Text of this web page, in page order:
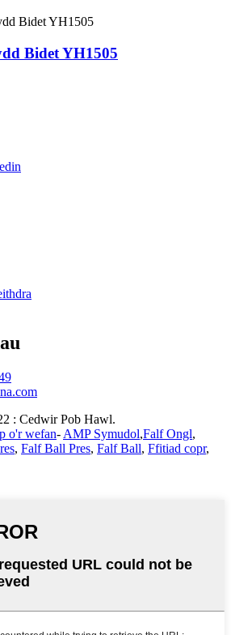
Bidet YH1505
: Cedwir Pob Hawl.
o'r wefan- AMP Symudol,Falf Ongl,
, Falf Ball Pres, Falf Ball, Ffitiad copr,